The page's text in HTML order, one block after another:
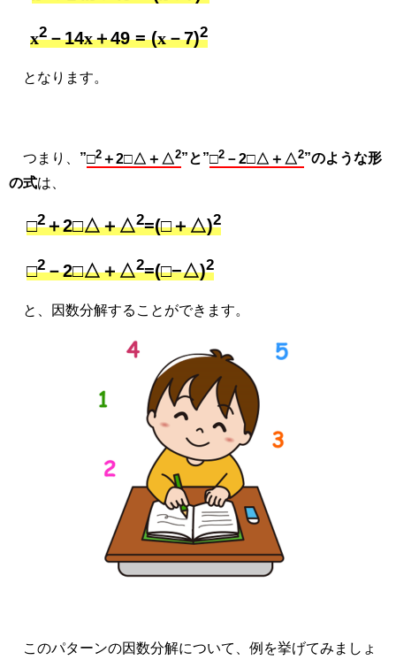
x2－14x＋49 = (x－7)2
となります。
つまり、 ”□2 ＋2□△＋△2”と”□2 －2□△＋△2”のような形
の式は、
□2＋2□△＋△2=(□＋△)2
□2－2□△＋△2=(□−△)2
と、因数分解することができます。
このパターンの因数分解について、例を挙げてみましょ